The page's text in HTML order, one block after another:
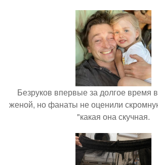
Безруков впервые за долгое время
женой, но фанаты не оценили
"какая она скучная.